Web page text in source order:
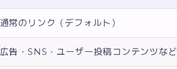
通常のリンク（デフォルト）
広告・SNS・ユーザー投稿コンテンツなど